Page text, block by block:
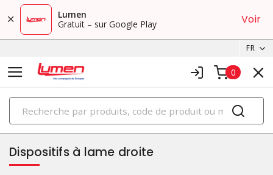
Lumen
Gratuit – sur Google Play
Voir
FR
0
PRODUITS
fiches et connecteurs
Dispositifs à lame droite